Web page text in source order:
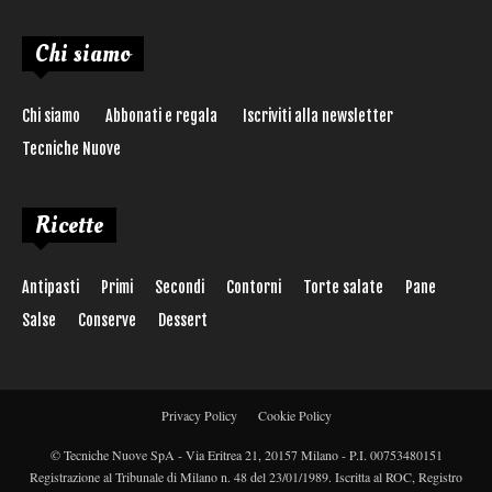
Chi siamo
Chi siamo Abbonati e regala
Iscriviti alla newsletter
Tecniche Nuove
Ricette
Antipasti Primi Secondi Contorni Torte salate
Pane
Salse
Conserve Dessert
Privacy Policy Cookie Policy
© Tecniche Nuove SpA - Via Eritrea 21, 20157 Milano - P.I. 00753480151
Registrazione al Tribunale di Milano n. 48 del 23/01/1989. Iscritta al ROC, Registro